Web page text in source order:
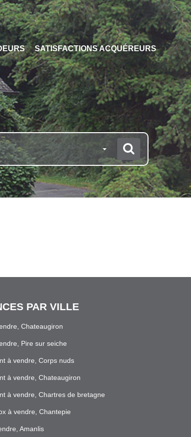
SATISFACTIONS ACQUÉREURS
PAR VILLE
Chateaugiron
Pire sur seiche
à vendre, Corps nuds
à vendre, Chateaugiron
à vendre, Chartres de bretagne
à vendre, Chantepie
Amanlis